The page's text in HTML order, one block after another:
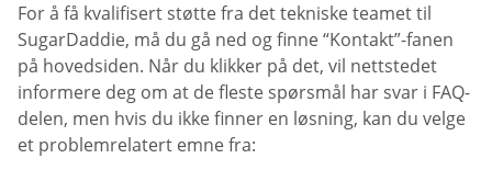
For å få kvalifisert støtte fra det tekniske teamet til
SugarDaddie, må du gå ned og finne “Kontakt”-fanen
på hovedsiden. Når du klikker på det, vil nettstedet
informere deg om at de fleste spørsmål har svar i FAQ-
delen, men hvis du ikke finner en løsning, kan du velge
et problemrelatert emne fra: